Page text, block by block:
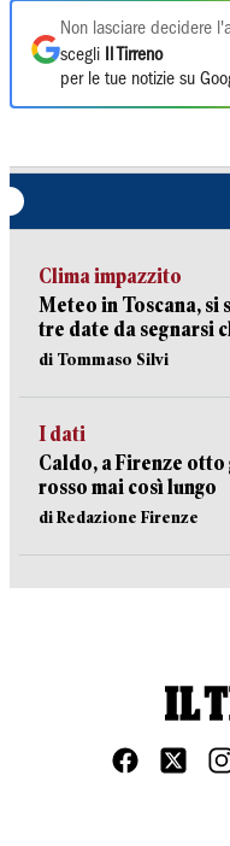
Non lasciare decidere
scegli
Il Tirreno
per le tue notizie su
Clima impazzito
Meteo in Toscana, si
tre date da segnarsi
di Tommaso Silvi
I dati
Caldo, a Firenze
rosso mai così lungo
di Redazione Firenze